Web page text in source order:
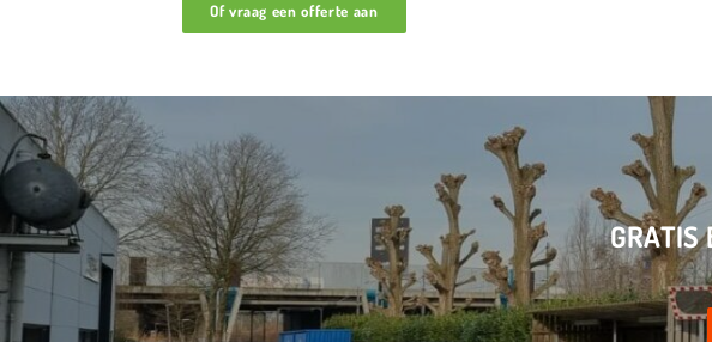
Of vraag een offerte aan
GRATIS